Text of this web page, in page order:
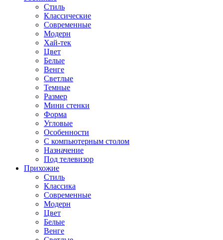
Стиль
Классические
Современные
Модерн
Хай-тек
Цвет
Белые
Венге
Светлые
Темные
Размер
Мини стенки
Форма
Угловые
Особенности
С компьютерным столом
Назначение
Под телевизор
Прихожие
Стиль
Классика
Современные
Модерн
Цвет
Белые
Венге